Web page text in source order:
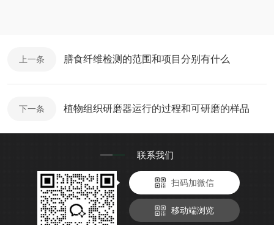
上一条 膳食纤维检测的范围和项目分别有什么
下一条 植物组织研磨器运行的过程和可研磨的样品
联系我们
扫码加微信
移动端浏览